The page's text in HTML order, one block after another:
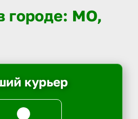
городе: МО,
курьер